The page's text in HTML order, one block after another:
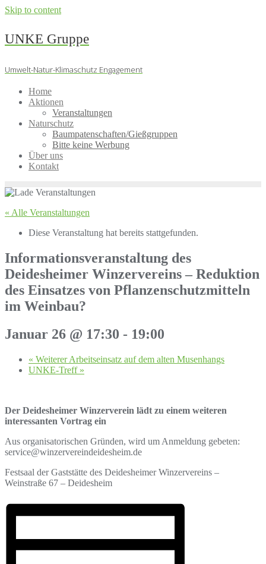
Skip to content
UNKE Gruppe
Umwelt-Natur-Klimaschutz Engagement
Home
Aktionen
Veranstaltungen
Naturschutz
Baumpatenschaften/Gießgruppen
Bitte keine Werbung
Über uns
Kontakt
« Alle Veranstaltungen
Diese Veranstaltung hat bereits stattgefunden.
Informationsveranstaltung des
Deidesheimer Winzervereins – Reduktion
des Einsatzes von Pflanzenschutzmitteln
im Weinbau?
Januar 26 @ 17:30 - 19:00
« Weiterer Arbeitseinsatz auf dem alten Musenhangs
UNKE-Treff »
Der Deidesheimer Winzerverein lädt zu einem weiteren
interessanten Vortrag ein
Aus organisatorischen Gründen, wird um Anmeldung gebeten:
service@winzervereindeidesheim.de
Festsaal der Gaststätte des Deidesheimer Winzervereins –
Weinstraße 67 – Deidesheim